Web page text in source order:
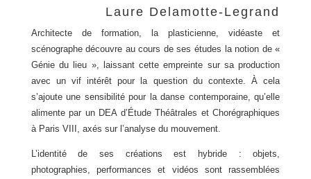
Laure Delamotte-Legrand
Architecte de formation, la plasticienne, vidéaste et
scénographe découvre au cours de ses études la notion de «
Génie du lieu », laissant cette empreinte sur sa production
avec un vif intérêt pour la question du contexte. À cela
s’ajoute une sensibilité pour la danse contemporaine, qu’elle
alimente par un DEA d’Étude Théâtrales et Chorégraphiques
à Paris VIII, axés sur l’analyse du mouvement.
L’identité de ses créations est hybride : objets,
photographies, performances et vidéos sont rassemblées